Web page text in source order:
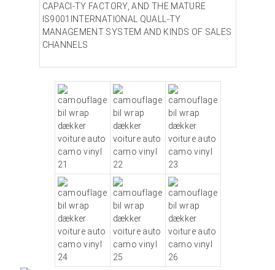
CAPACI-TY FACTORY, AND THE MATURE
IS9001INTERNATIONAL QUALL-TY
MANAGEMENT SYSTEM AND KINDS OF SALES
CHANNELS